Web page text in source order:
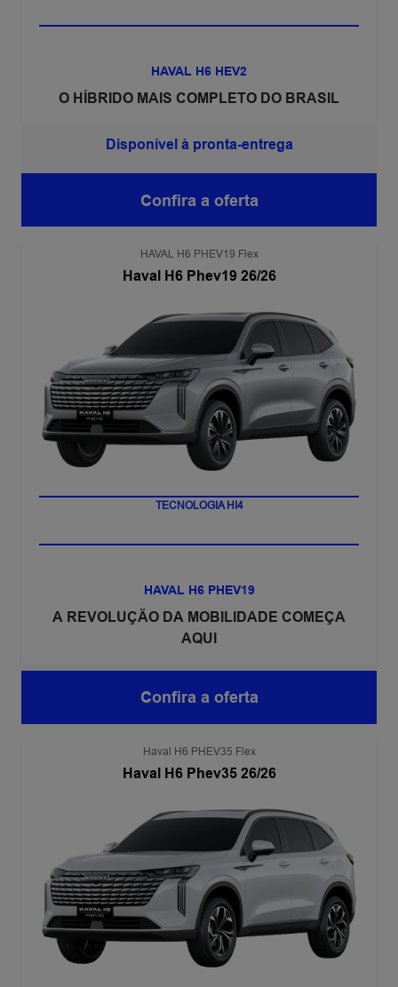
HAVAL H6 HEV2
O HÍBRIDO MAIS COMPLETO DO BRASIL
Disponível à pronta-entrega
Confira a oferta
HAVAL H6 PHEV19 Flex
Haval H6 Phev19 26/26
TECNOLOGIA HI4
HAVAL H6 PHEV19
A REVOLUÇÃO DA MOBILIDADE COMEÇA
AQUI
Confira a oferta
Haval H6 PHEV35 Flex
Haval H6 Phev35 26/26